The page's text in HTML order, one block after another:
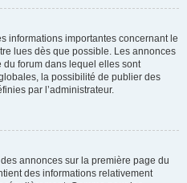
informations importantes concernant le
lues dès que possible. Les annonces
forum dans lequel elles sont
la possibilité de publier des
par l’administrateur.
annonces sur la première page du
des informations relativement